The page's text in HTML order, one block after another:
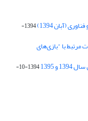
(آبان 1394)
1394-
مقالات مرتبط با "بازی‌های
1395
1394-10-